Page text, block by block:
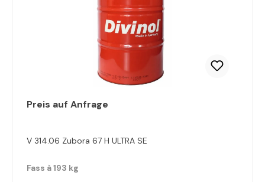
Preis auf Anfrage
V 314.06 Zubora 67 H ULTRA SE
Fass à 193 kg